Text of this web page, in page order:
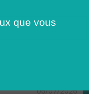
06/07/2026
que vous